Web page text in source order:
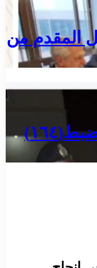
المقدم من
مكافحة التهريب بالبحر الأحمر تضبط(١٦٤)